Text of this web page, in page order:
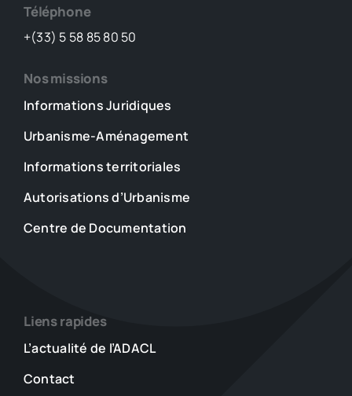
Téléphone
+(33) 5 58 85 80 50
Nos missions
Informations Juridiques
Urbanisme-Aménagement
Informations territoriales
Autorisations d’Urbanisme
Centre de Documentation
Liens rapides
L’actualité de l’ADACL
Contact